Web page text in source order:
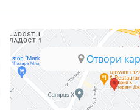
Отвори